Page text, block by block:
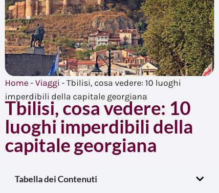
Home-Viaggi -Tbilisi, cosa vedere: 10 luoghi
imperdibili della capitale georgiana
Tbilisi, cosa vedere: 10
luoghi imperdibili della
capitale georgiana
Tabella dei Contenuti